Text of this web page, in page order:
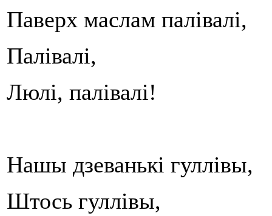
Паверх маслам палівалі,
Палівалі,
Люлі, палівалі!
Нашы дзеванькі гуллівы,
Штось гуллівы,